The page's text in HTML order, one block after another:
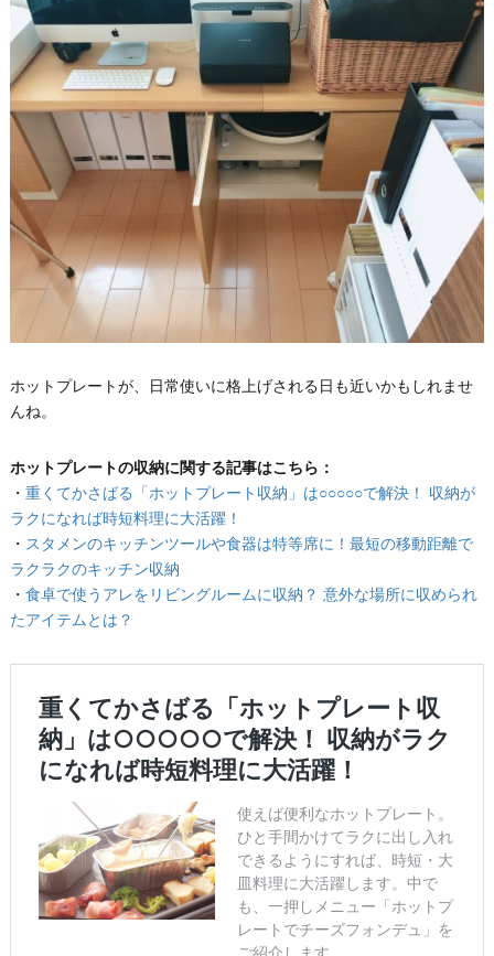
ホットプレートが、日常使いに格上げされる日も近いかもしれませ
んね。
ホットプレートの収納に関する記事はこちら：
・ 重くてかさばる「ホットプレート収納」は○○○○○で解決！ 収納が
ラクになれば時短料理に大活躍！
・ スタメンのキッチンツールや食器は特等席に！最短の移動距離で
ラクラクのキッチン収納
・ 食卓で使うアレをリビングルームに収納？ 意外な場所に収められ
たアイテムとは？